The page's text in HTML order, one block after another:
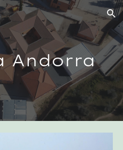
Skip to navigation
Andorra